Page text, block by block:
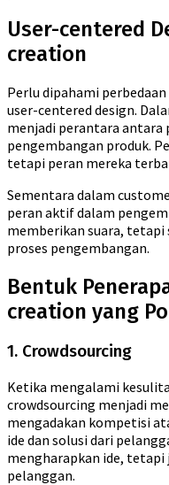
User-centered
creation
Perlu dipahami
user-centered design.
menjadi perantara
pengembangan produk.
tetapi peran mereka
Sementara dalam
peran aktif dalam
memberikan suara,
proses pengembangan.
Bentuk
creation yang
1. Crowdsourcing
Ketika mengalami
crowdsourcing menjadi
mengadakan kompetisi
ide dan solusi dari
mengharapkan ide,
pelanggan.